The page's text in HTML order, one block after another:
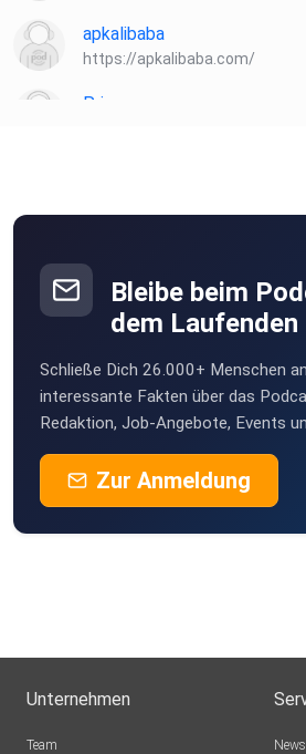
apkalibaba
https://apkalibaba.com/
Priamos
Köln
kutumi
münchen
Go
Kerstinmewes
Bleibe beim
dem Laufenden
Schließe Dich 26.000+ Menschen
interessante Fakten über das
Redaktion, Job-Angebote, Events
Zur Anmeldung
Unternehmen
Team